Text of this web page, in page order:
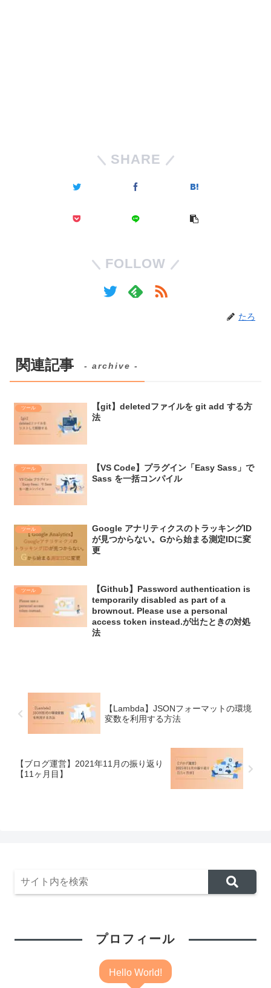
SHARE
FOLLOW
たろ
関連記事 - archive -
ツール
【git】deletedファイルを git add する方
法
ツール
【VS Code】プラグイン「Easy Sass」で
Sass を一括コンパイル
ツール
Google アナリティクスのトラッキングID
が見つからない。Gから始まる測定IDに変
更
ツール
【Github】Password authentication is
temporarily disabled as part of a
brownout. Please use a personal
access token instead.が出たときの対処
法
【Lambda】JSONフォーマットの環境
変数を利用する方法
【ブログ運営】2021年11月の振り返り
【11ヶ月目】
プロフィール
Hello World!